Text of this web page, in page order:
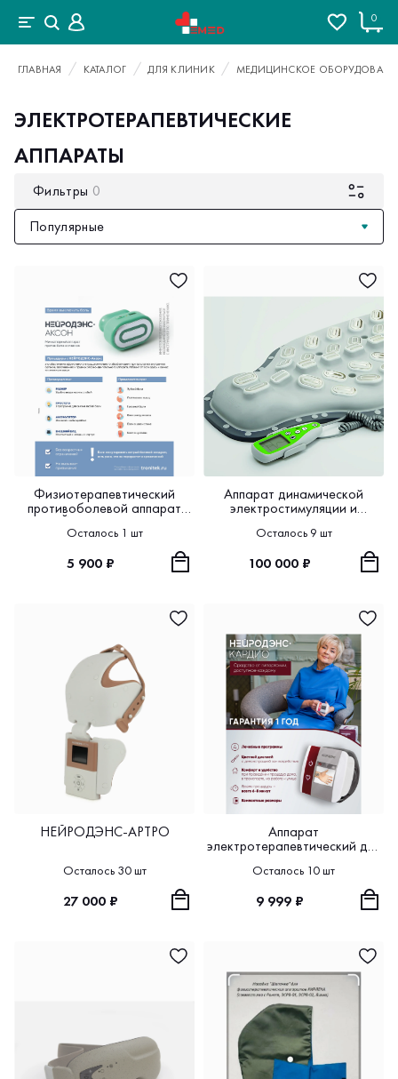
0
ГЛАВНАЯ КАТАЛОГ ДЛЯ КЛИНИК МЕДИЦИНСКОЕ
ЭЛЕКТРОТЕРАПЕВТИЧЕСКИЕ
АППАРАТЫ
Фильтры 0
Популярные
Физиотерапевтический
противоболевой аппарат
НЕЙРОДЭНС-Аксон
Осталось 1 шт
5 900 ₽
Аппарат динамической
электростимуляции и
электромассажа
НЕЙРОДЭНС Вертебра
Осталось 9 шт
100 000 ₽
НЕЙРОДЭНС-АРТРО
Осталось 30 шт
27 000 ₽
Аппарат
электротерапевтический для
коррекции артериального
давления НЕЙРОДЭНС-
Осталось 10 шт
9 999 ₽